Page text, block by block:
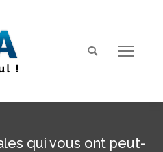
Search:
qui vous ont peut-